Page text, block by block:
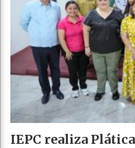
IEPC realiza